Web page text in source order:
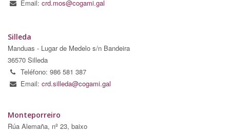
Email: crd.mos@cogami.gal
Silleda
Manduas - Lugar de Medelo s/n Bandeira
36570 Silleda
Teléfono: 986 581 387
Email: crd.silleda@cogami.gal
Monteporreiro
Rúa Alemaña, nº 23, baixo